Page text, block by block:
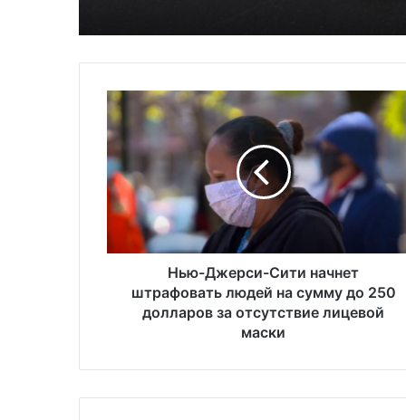
Н
ь
ю
-
Д
ж
е
р
с
Нью-Джерси-Сити начнет
штрафовать людей на сумму до 250
долларов за отсутствие лицевой
маски